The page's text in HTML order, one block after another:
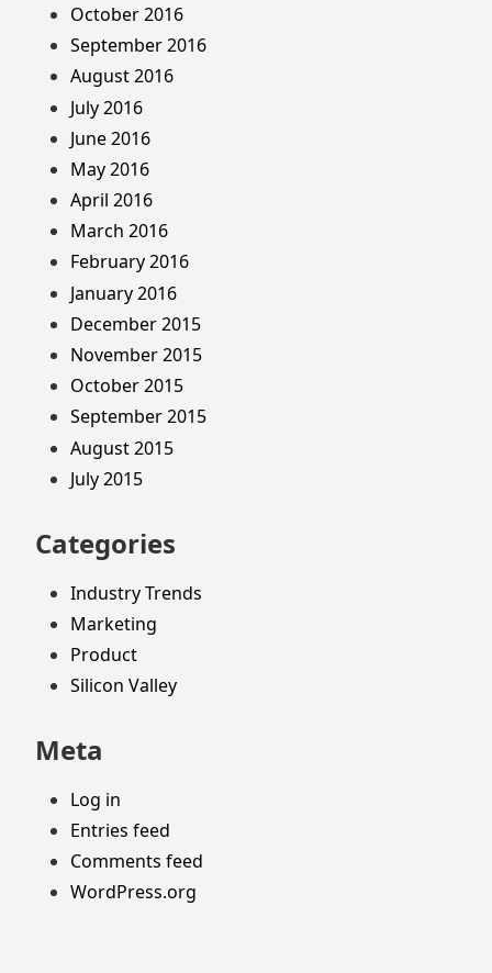
October 2016
September 2016
August 2016
July 2016
June 2016
May 2016
April 2016
March 2016
February 2016
January 2016
December 2015
November 2015
October 2015
September 2015
August 2015
July 2015
Categories
Industry Trends
Marketing
Product
Silicon Valley
Meta
Log in
Entries feed
Comments feed
WordPress.org